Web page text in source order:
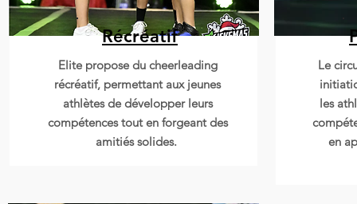
Bobs
Récréatif
Elite propose du cheerleading
récréatif, permettant aux jeunes
athlètes de développer leurs
compétences tout en forgeant des
amitiés solides.
Le
les
en